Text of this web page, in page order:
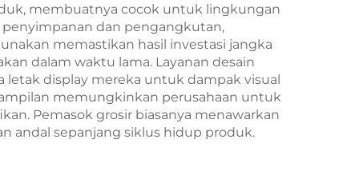
membuatnya cocok untuk lingkungan
dan pengangkutan,
memastikan hasil investasi jangka
dalam waktu lama. Layanan desain
display mereka untuk dampak visual
memungkinkan perusahaan untuk
Pemasok grosir biasanya menawarkan
andal sepanjang siklus hidup produk.